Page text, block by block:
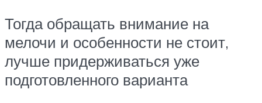
Тогда обращать внимание на
мелочи и особенности не стоит,
лучше придерживаться уже
подготовленного варианта